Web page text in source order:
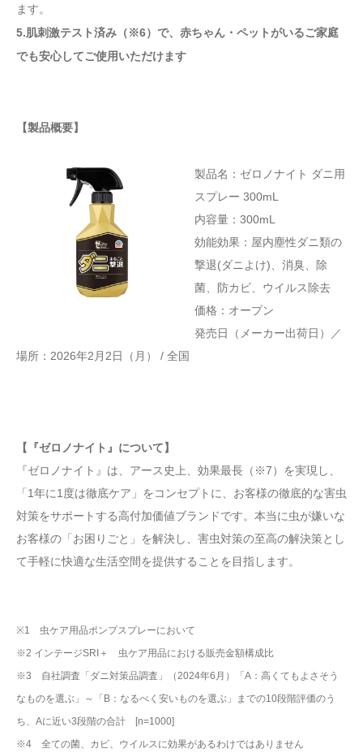
ます。
5.肌刺激テスト済み（※6）で、赤ちゃん・ペットがいるご家庭
でも安心してご使用いただけます
【製品概要】
製品名：ゼロノナイト ダニ用
スプレー 300mL
内容量：300mL
効能効果：屋内塵性ダニ類の
撃退(ダニよけ)、消臭、除
菌、防カビ、ウイルス除去
価格：オープン
発売日（メーカー出荷日）／
場所：2026年2月2日（月） / 全国
【『ゼロノナイト』について】
『ゼロノナイト』は、アース史上、効果最長（※7）を実現し、
「1年に1度は徹底ケア」をコンセプトに、お客様の徹底的な害虫
対策をサポートする高付加価値ブランドです。本当に虫が嫌いな
お客様の「お困りごと」を解決し、害虫対策の至高の解決策とし
て手軽に快適な生活空間を提供することを目指します。
※1 虫ケア用品ポンプスプレーにおいて
※2 インテージSRI＋ 虫ケア用品における販売金額構成比
※3 自社調査「ダニ対策品調査」（2024年6月）「A：高くてもよさそう
なものを選ぶ」～「B：なるべく安いものを選ぶ」までの10段階評価のう
ち、Aに近い3段階の合計 [n=1000]
※4 全ての菌、カビ、ウイルスに効果があるわけではありません